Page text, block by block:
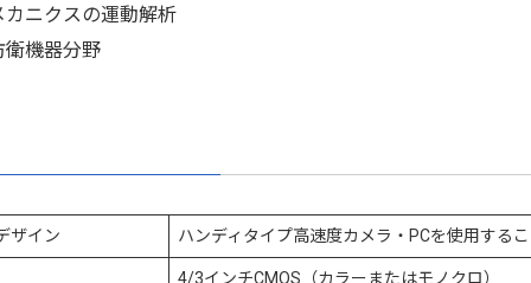
ニクスの運動解析
機器分野
ザイン ハンディタイプ高速度カメラ・PCを使用する
4/3インチCMOS（カラーまたはモノクロ）